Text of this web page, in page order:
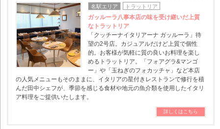
名駅エリア トラットリア
ガッルーラ八事本店の味を受け継いだ上質
なトラットリア
「クッチーナイタリアーナ ガッルーラ」待
望の2号店。カジュアルだけど上質で個性
的。お客様が気軽に質の良いお料理を楽し
めるトラットリア。「フォアグラ&マンゴ
ー」や「玉ねぎのフォカッチャ」など本店
の人気メニューもそのままに、イタリアの星付きレストランで修行を積
んだ田中シェフが、季節を感じる食材や地元の魚介類を使用したイタリ
ア料理をご提供いたします。
詳しくはこちら